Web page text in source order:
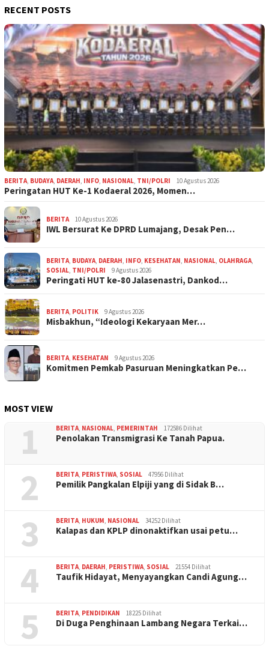
RECENT POSTS
BERITA BUDAYA DAERAH INFO NASIONAL TNI/POLRI 10 Agustus 2026
Peringatan HUT Ke-1 Kodaeral 2026, Momen…
BERITA 10 Agustus 2026
IWL Bersurat Ke DPRD Lumajang, Desak Pen…
BERITA BUDAYA DAERAH INFO KESEHATAN NASIONAL OLAHRAGA
SOSIAL TNI/POLRI 9 Agustus 2026
Peringati HUT ke-80 Jalasenastri, Dankod…
BERITA POLITIK 9 Agustus 2026
Misbakhun, “Ideologi Kekaryaan Mer…
BERITA KESEHATAN 9 Agustus 2026
Komitmen Pemkab Pasuruan Meningkatkan Pe…
MOST VIEW
1 BERITA NASIONAL PEMERINTAH 172586 Dilihat
Penolakan Transmigrasi Ke Tanah Papua.
2 BERITA PERISTIWA SOSIAL 47956 Dilihat
Pemilik Pangkalan Elpiji yang di Sidak B…
3 BERITA HUKUM NASIONAL 34252 Dilihat
Kalapas dan KPLP dinonaktifkan usai petu…
4 BERITA DAERAH PERISTIWA SOSIAL 21554 Dilihat
Taufik Hidayat, Menyayangkan Candi Agung…
5 BERITA PENDIDIKAN 18225 Dilihat
Di Duga Penghinaan Lambang Negara Terkai…